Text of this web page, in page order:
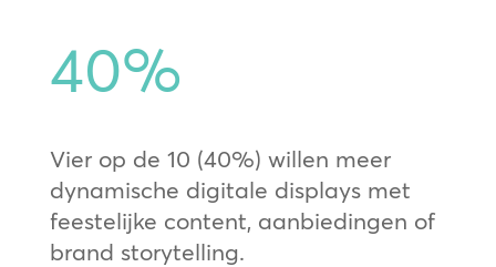
40%
Vier op de 10 (40%) willen meer
dynamische digitale displays met
feestelijke content, aanbiedingen of
brand storytelling.